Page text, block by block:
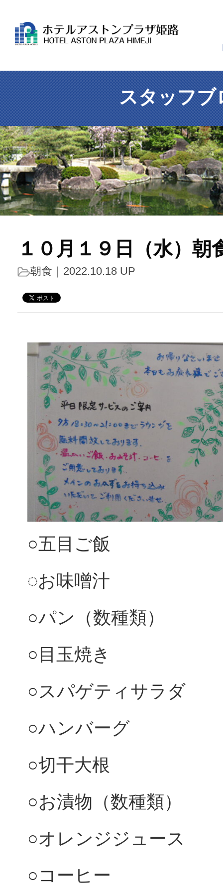
スタッフブ
１０月１９日（水）朝
朝食 ｜2022.10.18 UP
○五目ご飯
◌お味噌汁
○パン（数種類）
○目玉焼き
○スパゲティサラダ
○ハンバーグ
○切干大根
○お漬物（数種類）
○オレンジジュース
○コーヒー